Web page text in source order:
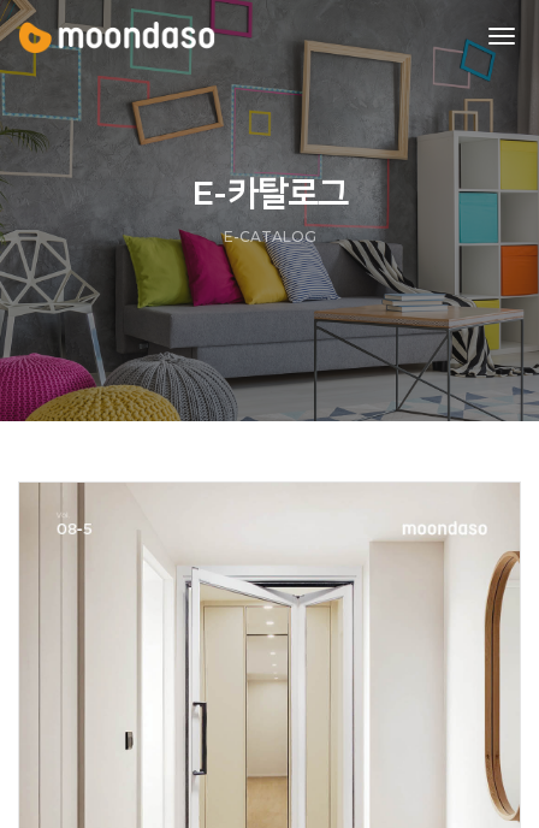
E-카탈로그
E-CATALOG